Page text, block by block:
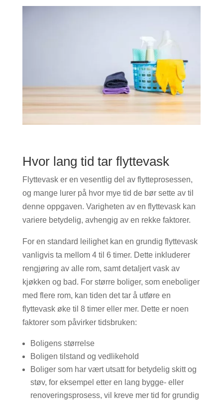
Hvor lang tid tar flyttevask
Flyttevask er en vesentlig del av flytteprosessen,
og mange lurer på hvor mye tid de bør sette av til
denne oppgaven. Varigheten av en flyttevask kan
variere betydelig, avhengig av en rekke faktorer.
For en standard leilighet kan en grundig flyttevask
vanligvis ta mellom 4 til 6 timer. Dette inkluderer
rengjøring av alle rom, samt detaljert vask av
kjøkken og bad. For større boliger, som eneboliger
med flere rom, kan tiden det tar å utføre en
flyttevask øke til 8 timer eller mer. Dette er noen
faktorer som påvirker tidsbruken:
Boligens størrelse
Boligen tilstand og vedlikehold
Boliger som har vært utsatt for betydelig skitt og
støv, for eksempel etter en lang bygge- eller
renoveringsprosess, vil kreve mer tid for grundig